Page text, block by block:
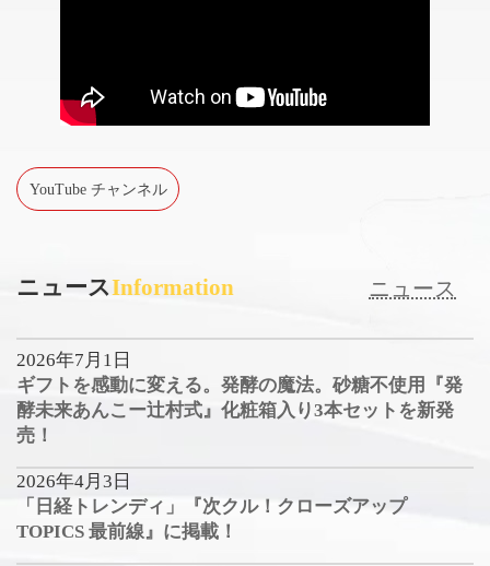
YouTube チャンネル
ニュースInformation ニュース
2026年7月1日
ギフトを感動に変える。発酵の魔法。砂糖不使用『発
酵未来あんこー辻村式』化粧箱入り3本セットを新発
売！
2026年4月3日
「日経トレンディ」『次クル！クローズアップ
TOPICS 最前線』に掲載！